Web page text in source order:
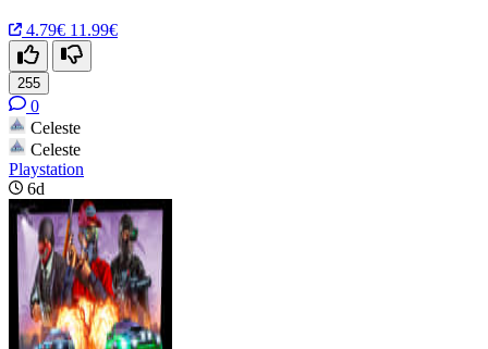
4.79€ 11.99€
255
0
Celeste
Celeste
Playstation
6d